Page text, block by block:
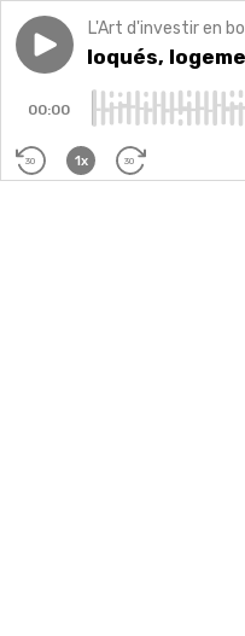
Play episodeLoyers
L'Art d'investir en
bloqués,
00:00
30 1x 30